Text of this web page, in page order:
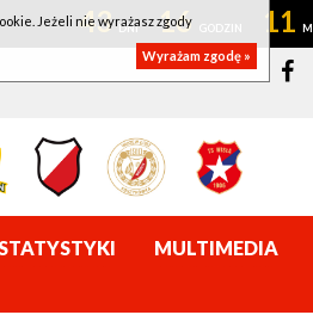
43 16 11
STATYSTYKI MULTIMEDIA
Jeżeli nie wyrażasz zgody
Wyrażam zgodę »